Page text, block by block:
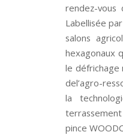
rendez-
Labellisée
salons
hexagonaux
le défrichage
del’agro-
la
pince